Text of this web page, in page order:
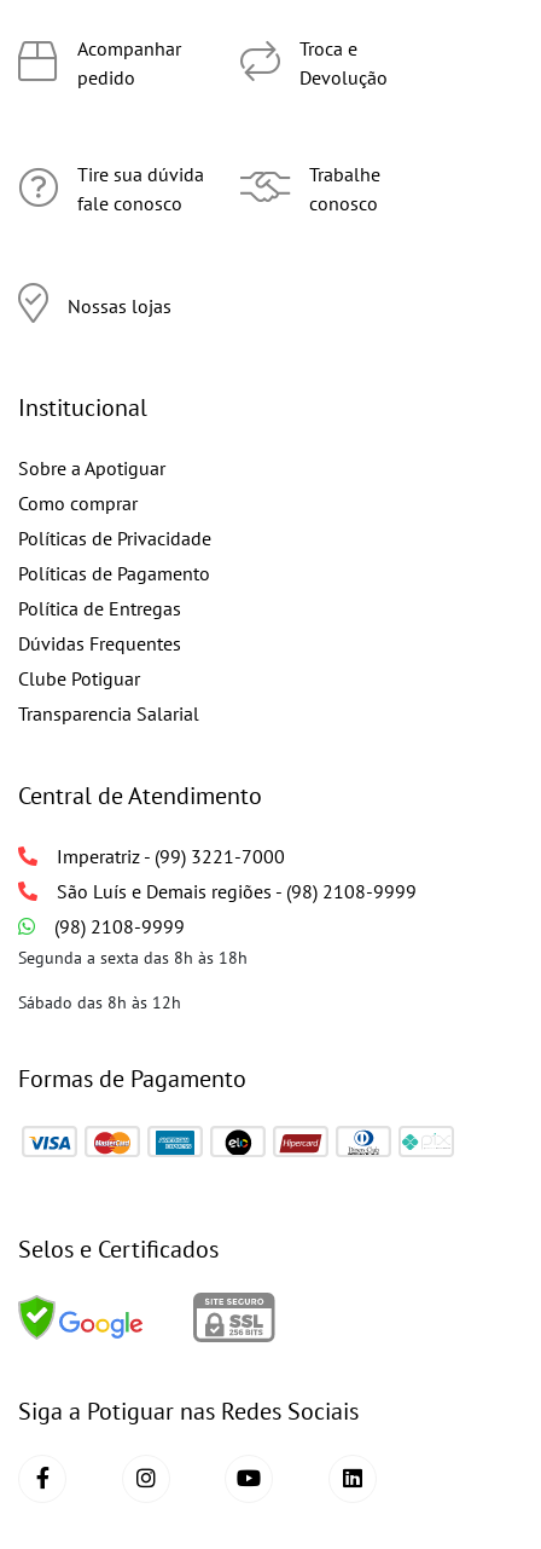
Acompanhar
pedido
Tire sua dúvida
fale conosco
Nossas lojas
Troca e
Devolução
Trabalhe
conosco
Institucional
Sobre a Apotiguar
Como comprar
Políticas de Privacidade
Políticas de Pagamento
Política de Entregas
Dúvidas Frequentes
Clube Potiguar
Transparencia Salarial
Central de Atendimento
Imperatriz - (99) 3221-7000
São Luís e Demais regiões - (98) 2108-9999
(98) 2108-9999
Segunda a sexta das 8h às 18h
Sábado das 8h às 12h
Formas de Pagamento
Selos e Certificados
Siga a Potiguar nas Redes Sociais